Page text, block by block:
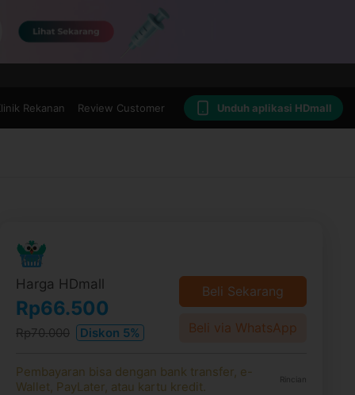
Rekanan Review Customer Unduh aplikasi HDmall
Harga HDmall
Rp66.500
Rp70.000 Diskon 5%
Beli Sekarang
Beli via WhatsApp
Pembayaran bisa dengan bank transfer, e-
Wallet, PayLater, atau kartu kredit.
Rincian